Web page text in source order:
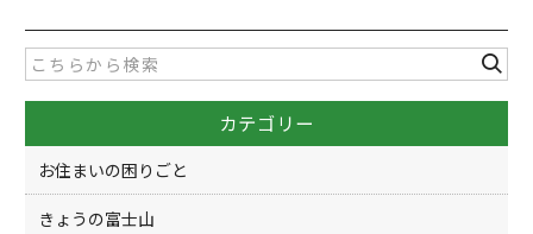
e
b
o
o
k
er
カテゴリー
お住まいの困りごと
きょうの富士山